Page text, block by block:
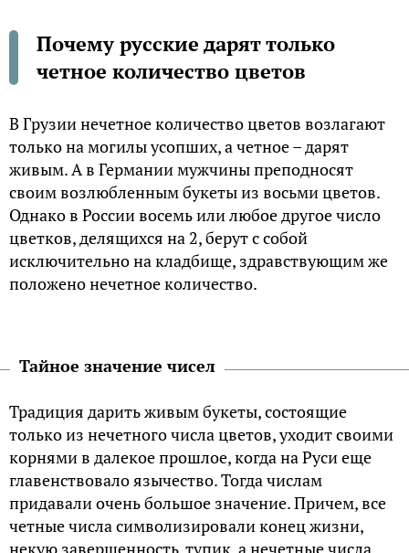
Почему русские дарят только
четное количество цветов
В Грузии нечетное количество цветов возлагают
только на могилы усопших, а четное – дарят
живым. А в Германии мужчины преподносят
своим возлюбленным букеты из восьми цветов.
Однако в России восемь или любое другое число
цветков, делящихся на 2, берут с собой
исключительно на кладбище, здравствующим же
положено нечетное количество.
Тайное значение чисел
Традиция дарить живым букеты, состоящие
только из нечетного числа цветов, уходит своими
корнями в далекое прошлое, когда на Руси еще
главенствовало язычество. Тогда числам
придавали очень большое значение. Причем, все
четные числа символизировали конец жизни,
некую завершенность, тупик, а нечетные числа,